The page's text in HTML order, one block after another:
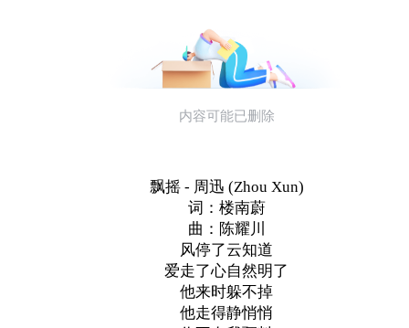
飘摇 - 周迅 (Zhou Xun)
词：楼南蔚
曲：陈耀川
风停了云知道
爱走了心自然明了
他来时躲不掉
他走得静悄悄